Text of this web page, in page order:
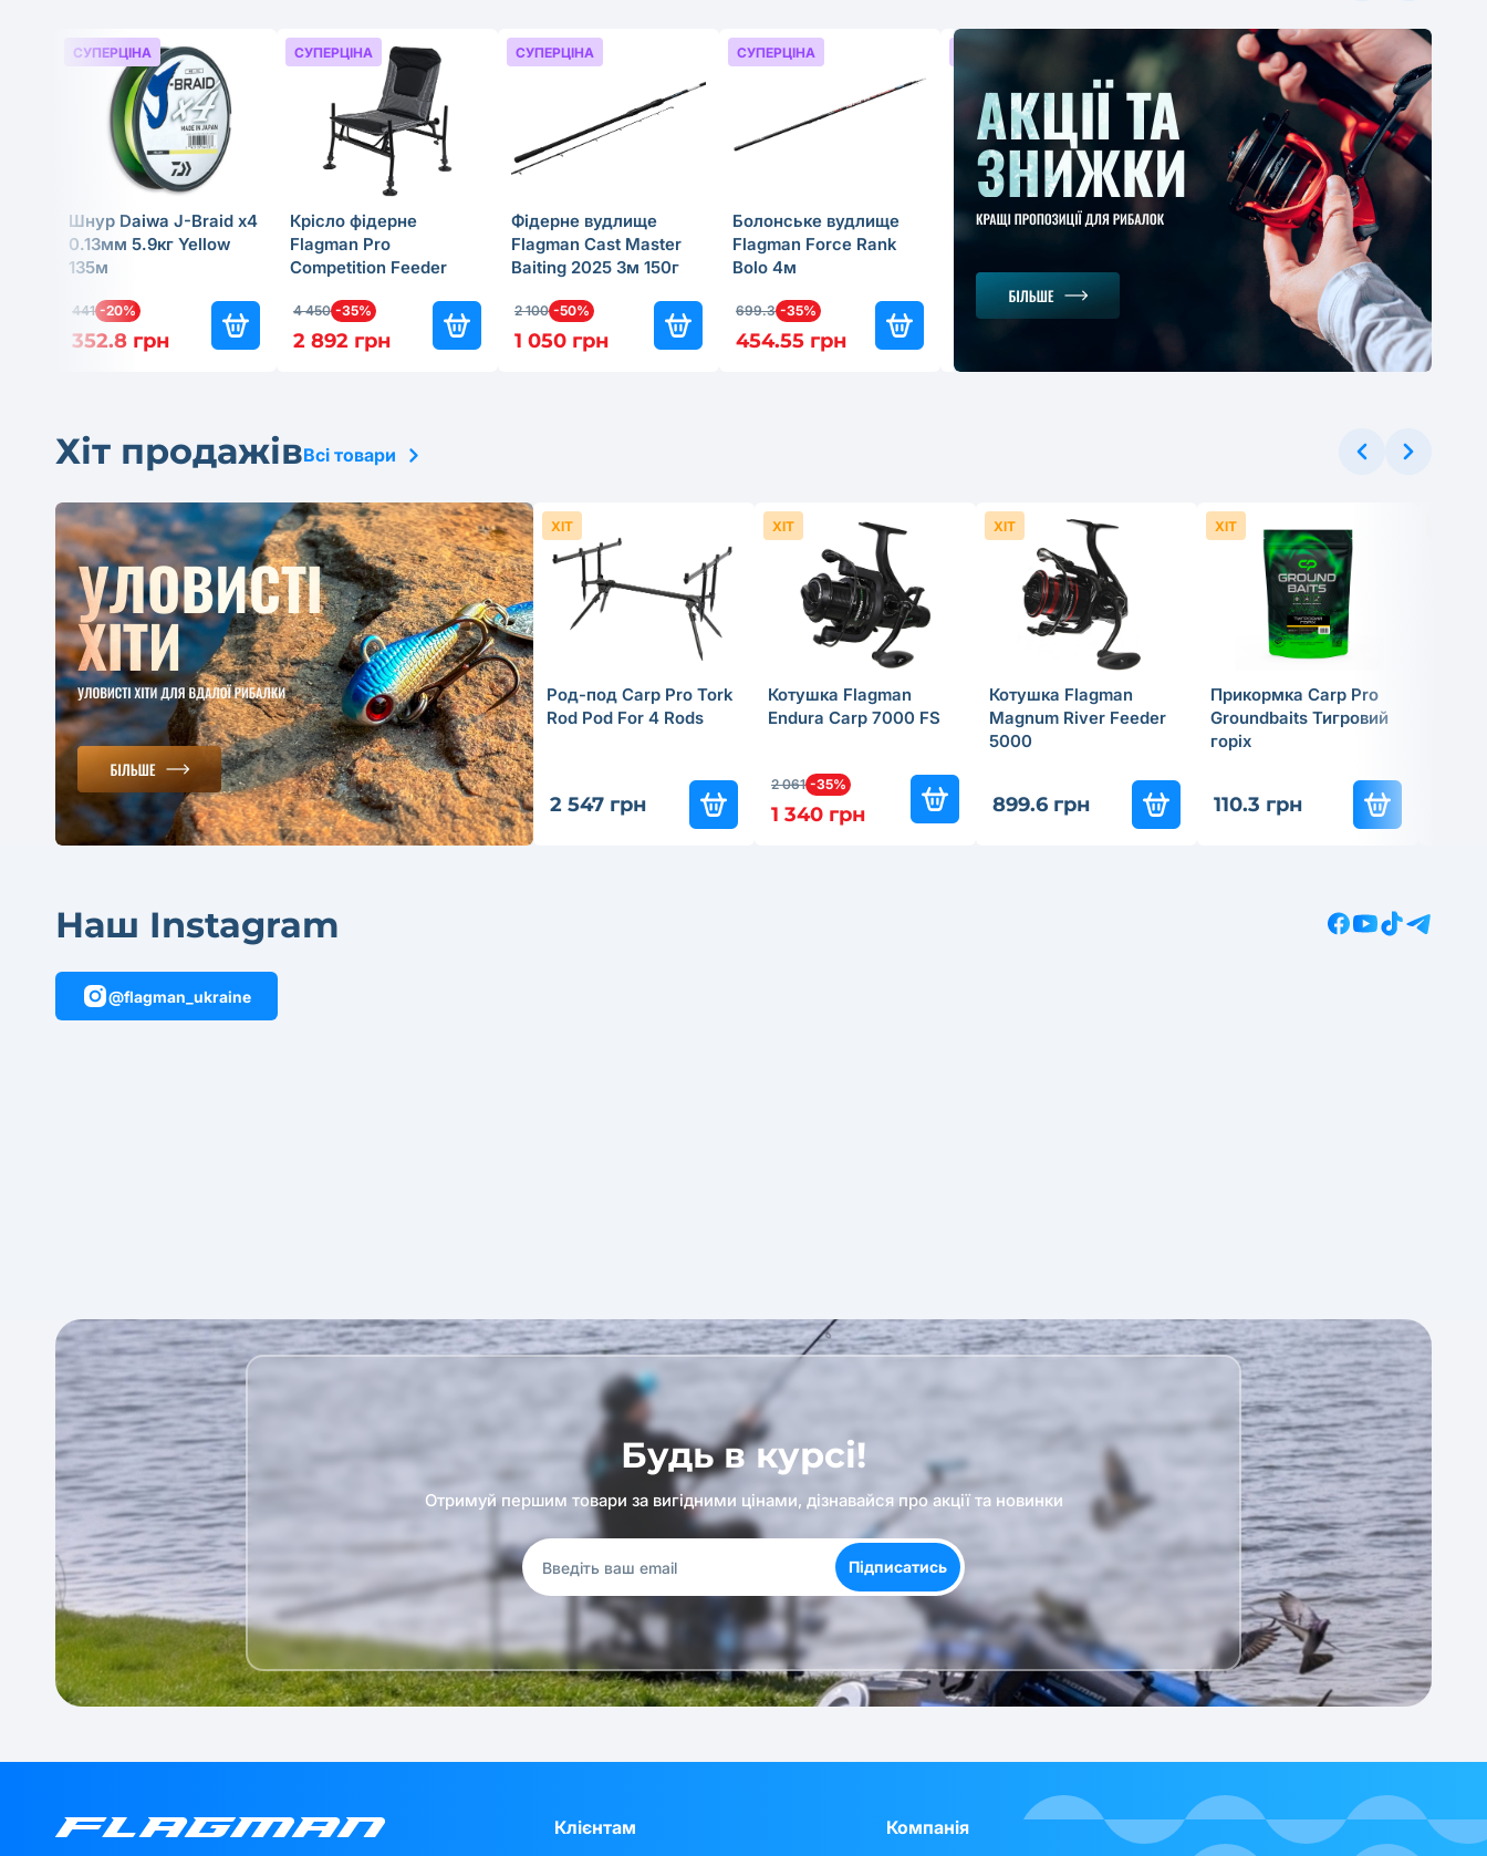
Болонське вудлище
Flagman Magnum Mod
Bolo 4м
СУПЕРЦІНА
Болонське вудлище
Flagman Force Rank
Bolo 4м
699.3 -35%
454.55 грн
СУПЕРЦІНА
Фідерне вудлище
Flagman Cast Master
Baiting 2025 3м 150г
2 100 -50%
1 050 грн
СУПЕРЦІНА
Крісло фідерне
Flagman Pro
Competition Feeder
4 450 -35%
2 892 грн
СУПЕРЦІНА
Шнур Daiwa J-Braid x4
0.13мм 5.9кг Yellow
135м
441 -20%
352.8 грн
СУПЕРЦІНА
Хіт продажівВсі товари
Род-под Carp Pro Tork
Rod Pod For 4 Rods
2 547 грн
ХІТ
Котушка Flagman
Endura Carp 7000 FS
2 061 -35%
1 340 грн
ХІТ
Котушка Flagman
Magnum River Feeder
5000
899.6 грн
ХІТ
Прикормка Carp Pro
Groundbaits Тигровий
горiх
110.3 грн
ХІТ
Наш Instagram
@flagman_ukraine
Будь в курсі!
Отримуй першим товари за вигідними цінами, дізнавайся про акції та новинки
Підписатись
Клієнтам Компанія